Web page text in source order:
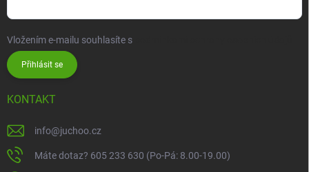
Vložením e-mailu souhlasíte s
Přihlásit se
KONTAKT
info@juchoo.cz
Máte dotaz? 605 233 630 (Po-Pá: 8.00-19.00)